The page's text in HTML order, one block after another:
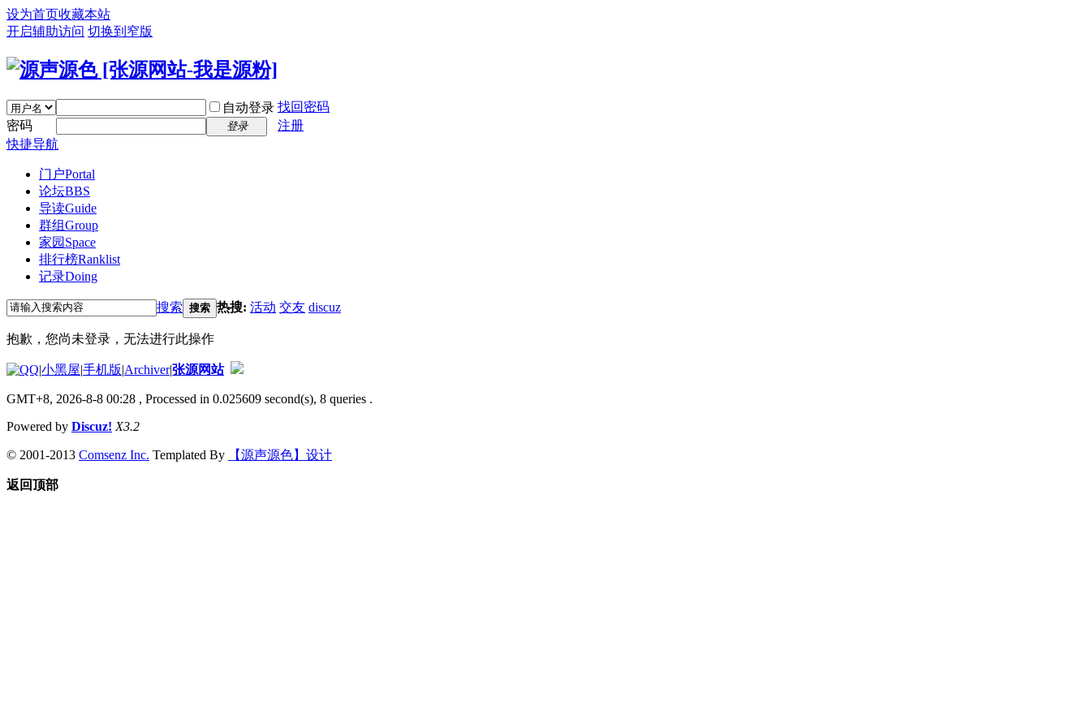
设为首页收藏本站
开启辅助访问 切换到窄版
自动登录 找回密码
密码
登录
注册
快捷导航
门户Portal
论坛BBS
导读Guide
群组Group
家园 Space
排行榜Ranklist
记录Doing
搜索 搜索 热搜: 活动 交友 discuz
抱歉，您尚未登录，无法进行此操作
|小黑屋|手机版|Archiver|张源网站
GMT+8, 2026-8-8 00:28 , Processed in 0.025609 second(s), 8 queries .
Powered by Discuz! X3.2
© 2001-2013 Comsenz Inc. Templated By 【源声源色】设计
返回顶部